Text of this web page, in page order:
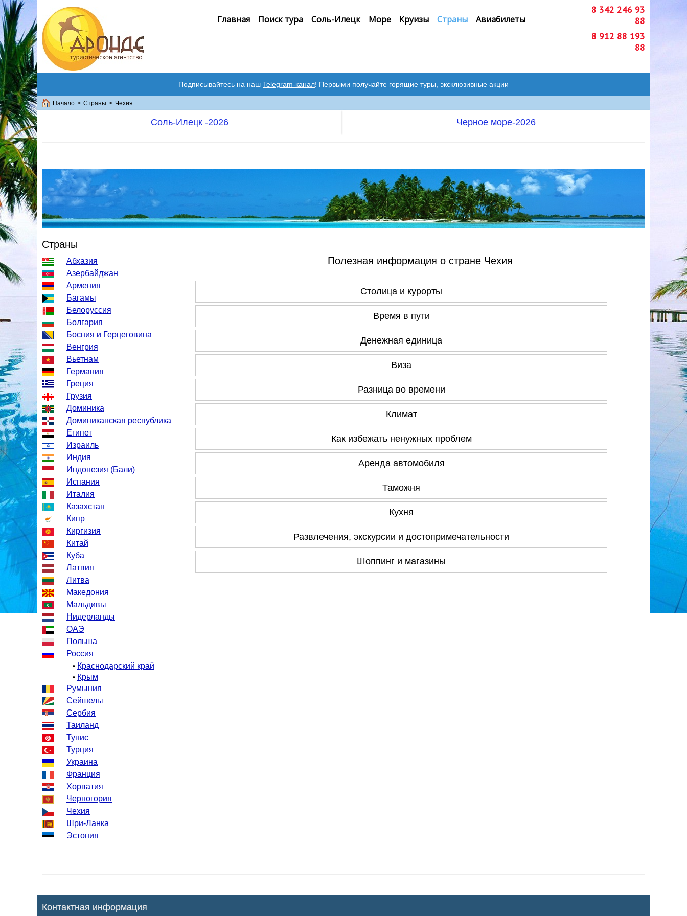
Главная Поиск тура Соль-Илецк Море Круизы Страны Авиабилеты
8 342 246 93
88
8 912 88 193
88
Подписывайтесь на наш Telegram-канал! Первыми получайте горящие туры, эксклюзивные акции
Начало > Страны > Чехия
Соль-Илецк -2026 Черное море-2026
Страны
Абхазия
Азербайджан
Армения
Багамы
Белоруссия
Болгария
Босния и Герцеговина
Венгрия
Вьетнам
Германия
Греция
Грузия
Доминика
Доминиканская республика
Египет
Израиль
Индия
Индонезия (Бали)
Испания
Италия
Казахстан
Кипр
Киргизия
Китай
Куба
Латвия
Литва
Македония
Мальдивы
Нидерланды
ОАЭ
Польша
Россия
• Краснодарский край
• Крым
Румыния
Сейшелы
Сербия
Таиланд
Тунис
Турция
Украина
Франция
Хорватия
Черногория
Чехия
Шри-Ланка
Эстония
Полезная информация о стране Чехия
Столица и курорты
Время в пути
Денежная единица
Виза
Разница во времени
Климат
Как избежать ненужных проблем
Аренда автомобиля
Таможня
Кухня
Развлечения, экскурсии и достопримечательности
Шоппинг и магазины
Контактная информация